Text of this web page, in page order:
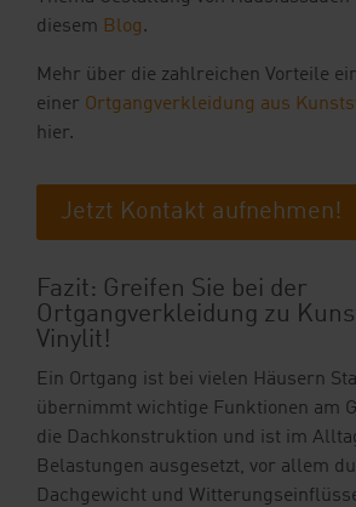
diesem Blog.
Mehr über die zahlreichen Vorteile
einer Ortgangverkleidung aus
hier.
Jetzt Kontakt aufnehmen!
Fazit: Greifen Sie bei der
Ortgangverkleidung zu
Vinylit!
Ein Ortgang ist bei vielen Häusern
übernimmt wichtige Funktionen am
die Dachkonstruktion und ist im
Belastungen ausgesetzt, vor allem
Dachgewicht und